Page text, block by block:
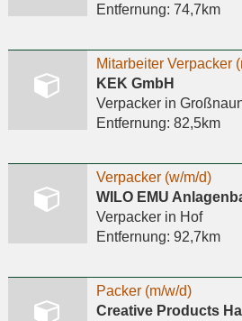
Entfernung: 74,7km
Mitarbeiter Verpacker
KEK GmbH
Verpackerin
Entfernung: 82,5km
Verpacker (w/m/d)
WILO EMU
Verpackerin Hof
Entfernung: 92,7km
Packer (m/w/d)